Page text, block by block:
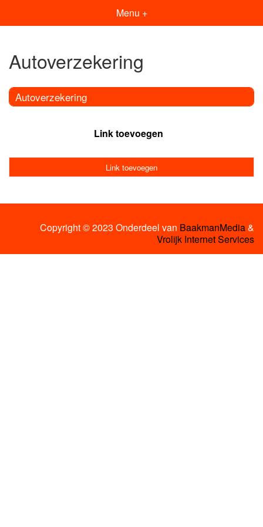
Menu +
Autoverzekering
Autoverzekering
Link toevoegen
Link toevoegen
Copyright © 2023 Onderdeel van BaakmanMedia&
Vrolijk Internet Services